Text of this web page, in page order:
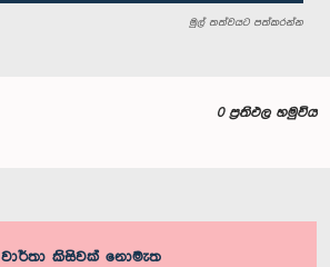
මුල් තත්වයට පත්කරන්න
0 ප්‍රතිඵල හමුවිය
වාර්තා කිසිවක් නොමැත